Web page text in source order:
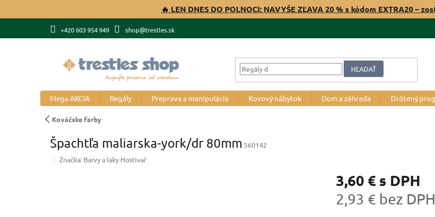
🔥 LEN DNES DO POLNOCI: NAVYŠE ZĽAVA 20 % s kódom EXTRA20 –
+420 603 954 949 shop@trestles.sk
HĽADAŤ
Mega AKCIA Regály Preprava a manipulácia Kovový nábytok Dom a záhrada Drôtený
Kováčske farby
Špachtľa maliarska-york/dr 80mm 560142
Značka: Barvy a laky Hostivař
3,60 € s DPH
2,93 € bez DPH